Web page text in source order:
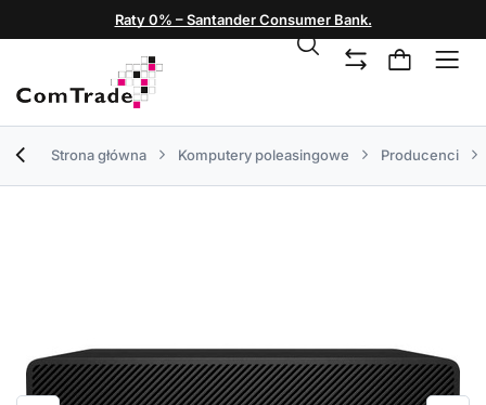
Raty 0% – Santander Consumer Bank.
Strona główna Komputery poleasingowe Producenci